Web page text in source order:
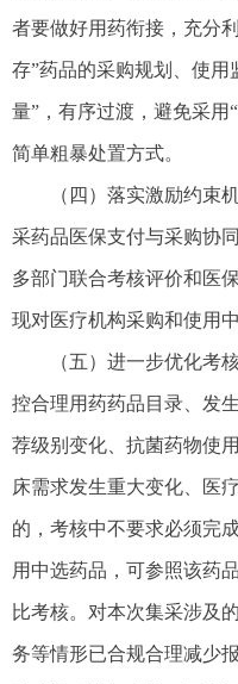
者要做好用药衔接，充分
存”药品的采购规划、使
量”，有序过渡，避免采用
简单粗暴处置方式。
（四）落实激励约束
采药品医保支付与采购协
多部门联合考核评价和医
现对医疗机构采购和使用
（五）进一步优化考
控合理用药药品目录、发
荐级别变化、抗菌药物使
床需求发生重大变化、医
的，考核中不要求必须完
用中选药品，可参照该药
比考核。对本次集采涉及
务等情形已合规合理减少